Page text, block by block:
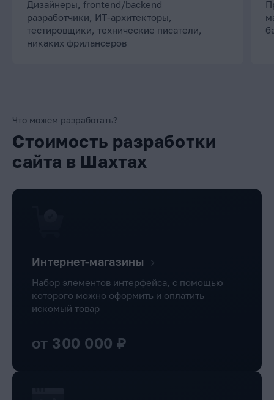
Дизайнеры, frontend/backend
разработчики, ИТ-архитекторы,
тестировщики, технические писатели,
никаких фрилансеров
Что можем разработать?
Стоимость разработки
сайта в Шахтах
Интернет-магазины
Набор элементов интерфейса, с помощью
которого можно оформить и оплатить
искомый товар
от 300 000 ₽